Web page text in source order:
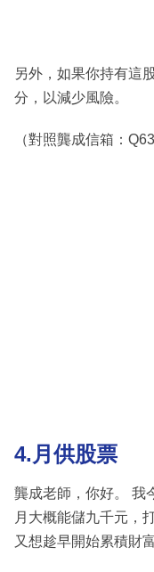
另外，如果你持有這
分，以減少風險。
（對照龔成信箱：
4.月供股票
龔成老師，你好。 我
月大概能儲九千元，
又想趁早開始累積財